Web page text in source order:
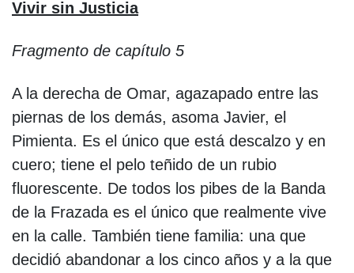
Vivir sin Justicia
Fragmento de capítulo 5
A la derecha de Omar, agazapado entre las
piernas de los demás, asoma Javier, el
Pimienta. Es el único que está descalzo y en
cuero; tiene el pelo teñido de un rubio
fluorescente. De todos los pibes de la Banda
de la Frazada es el único que realmente vive
en la calle. También tiene familia: una que
decidió abandonar a los cinco años y a la que